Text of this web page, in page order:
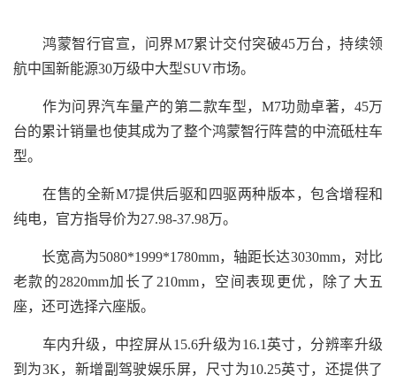
鸿蒙智行官宣，问界M7累计交付突破45万台，持续领
航中国新能源30万级中大型SUV市场。
作为问界汽车量产的第二款车型，M7功勋卓著，45万
台的累计销量也使其成为了整个鸿蒙智行阵营的中流砥柱车
型。
在售的全新M7提供后驱和四驱两种版本，包含增程和
纯电，官方指导价为27.98-37.98万。
长宽高为5080*1999*1780mm，轴距长达3030mm，对比
老款的2820mm加长了210mm，空间表现更优，除了大五
座，还可选择六座版。
车内升级，中控屏从15.6升级为16.1英寸，分辨率升级
到为3K，新增副驾驶娱乐屏，尺寸为10.25英寸，还提供了